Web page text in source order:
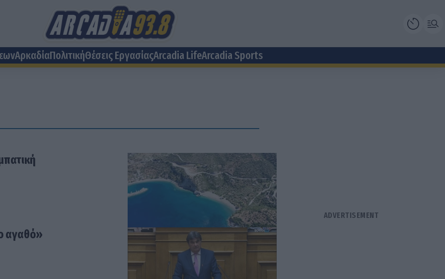
ΑρκαδίαΠολιτικήΘέσεις EργασίαςArcadia LifeArcadia Sports
αγαθό»